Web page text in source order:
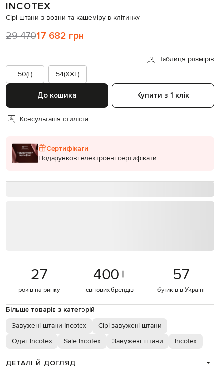
INCOTEX
Сірі штани з вовни та кашеміру в клітинку
29 47017 682 грн
Таблиця розмірів
50(L)
54(XXL)
До кошика Купити в 1 клік
Консультація стиліста
Сертифікати
Подарункові електронні сертифікати
27
років на ринку
400+
світових брендів
57
бутиків в Україні
Більше товарів з категорій
Завужені штани Incotex
Сірі завужені штани
Одяг Incotex
Sale Incotex Завужені штани Incotex
ДЕТАЛІ Й ДОГЛЯД